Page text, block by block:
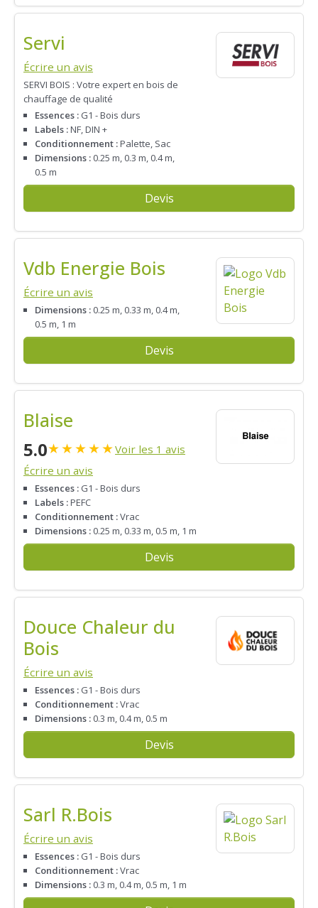
Servi
Écrire un avis
SERVI BOIS : Votre expert en bois de
chauffage de qualité
Essences : G1 - Bois durs
Labels :NF, DIN +
Conditionnement :Palette, Sac
Dimensions : 0.25 m, 0.3 m, 0.4 m,
0.5 m
Devis
Vdb Energie Bois
Écrire un avis
Dimensions : 0.25 m, 0.33 m, 0.4 m,
0.5 m, 1 m
Devis
Blaise
5.0★★★★★Voir les 1 avis
Écrire un avis
Essences : G1 - Bois durs
Labels :PEFC
Conditionnement :Vrac
Dimensions : 0.25 m, 0.33 m, 0.5 m, 1 m
Devis
Douce Chaleur du
Bois
Écrire un avis
Essences : G1 - Bois durs
Conditionnement :Vrac
Dimensions : 0.3 m, 0.4 m, 0.5 m
Devis
Sarl R.Bois
Écrire un avis
Essences : G1 - Bois durs
Conditionnement :Vrac
Dimensions : 0.3 m, 0.4 m, 0.5 m, 1 m